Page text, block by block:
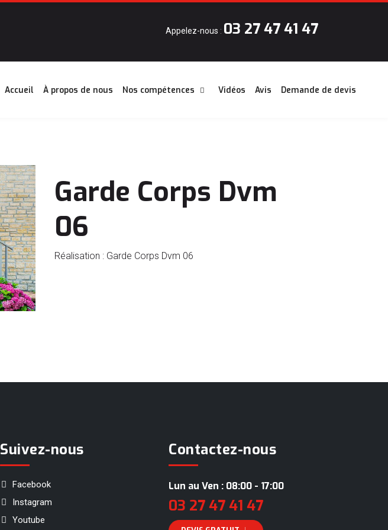
Appelez-nous : 03 27 47 41 47
Accueil À propos de nous Nos compétences Vidéos Avis Demande de devis
Garde Corps Dvm
06
Réalisation : Garde Corps Dvm 06
Suivez-nous
Facebook
Instagram
Youtube
Contactez-nous
Lun au Ven : 08:00 - 17:00
03 27 47 41 47